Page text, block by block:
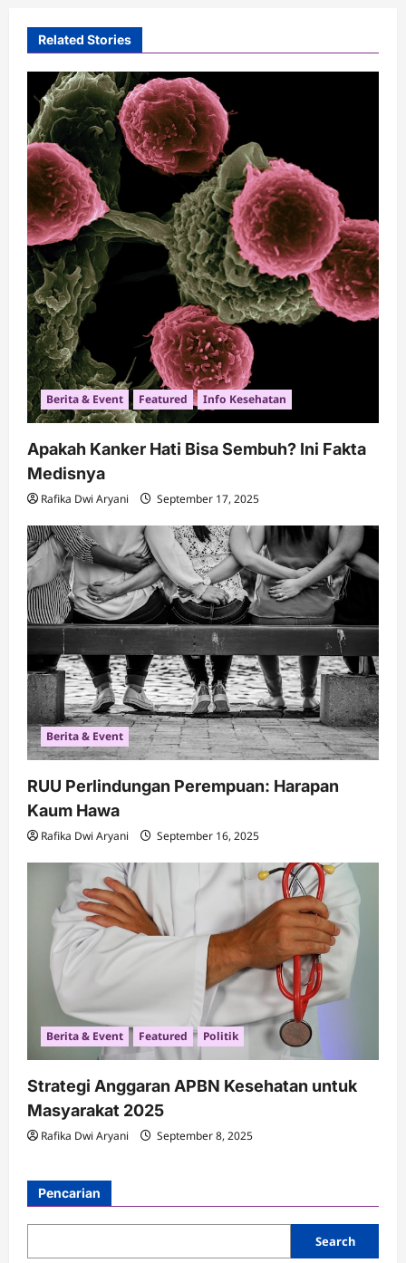
Related Stories
Berita & Event Featured Info Kesehatan
Apakah Kanker Hati Bisa Sembuh? Ini Fakta
Medisnya
Rafika Dwi Aryani September 17, 2025
Berita & Event
RUU Perlindungan Perempuan: Harapan
Kaum Hawa
Rafika Dwi Aryani September 16, 2025
Berita & Event Featured Politik
Strategi Anggaran APBN Kesehatan untuk
Masyarakat 2025
Rafika Dwi Aryani September 8, 2025
Pencarian
Search